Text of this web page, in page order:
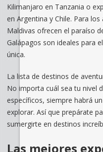
Kilimanjaro en Tanzania o
en Argentina y Chile. Para
Maldivas ofrecen el paraíso
Galápagos son ideales para
única.
La lista de destinos de
No importa cuál sea tu nivel
específicos, siempre habrá
explorar. Así que prepárate
sumergirte en destinos
Las mejores